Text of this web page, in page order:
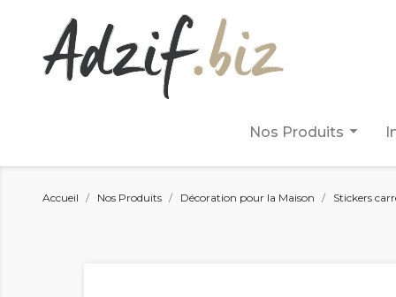
arrow_drop_down
Nos Produits
Accueil Nos Produits Décoration pour la Maison Stickers